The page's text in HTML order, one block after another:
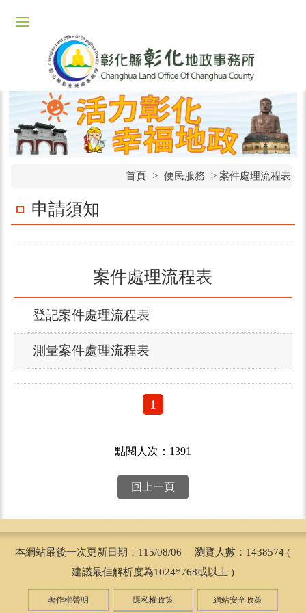
首頁 > 便民服務 >案件處理流程表
申請須知
案件處理流程表
登記案件處理流程表
測量案件處理流程表
1
點閱人次：1391
回上一頁
本網站最後一次更新日期：115/08/06 瀏覽人數：1438574 (
建議最佳解析度為1024*768或以上 )
著作權聲明 隱私權政策 網站安全政策